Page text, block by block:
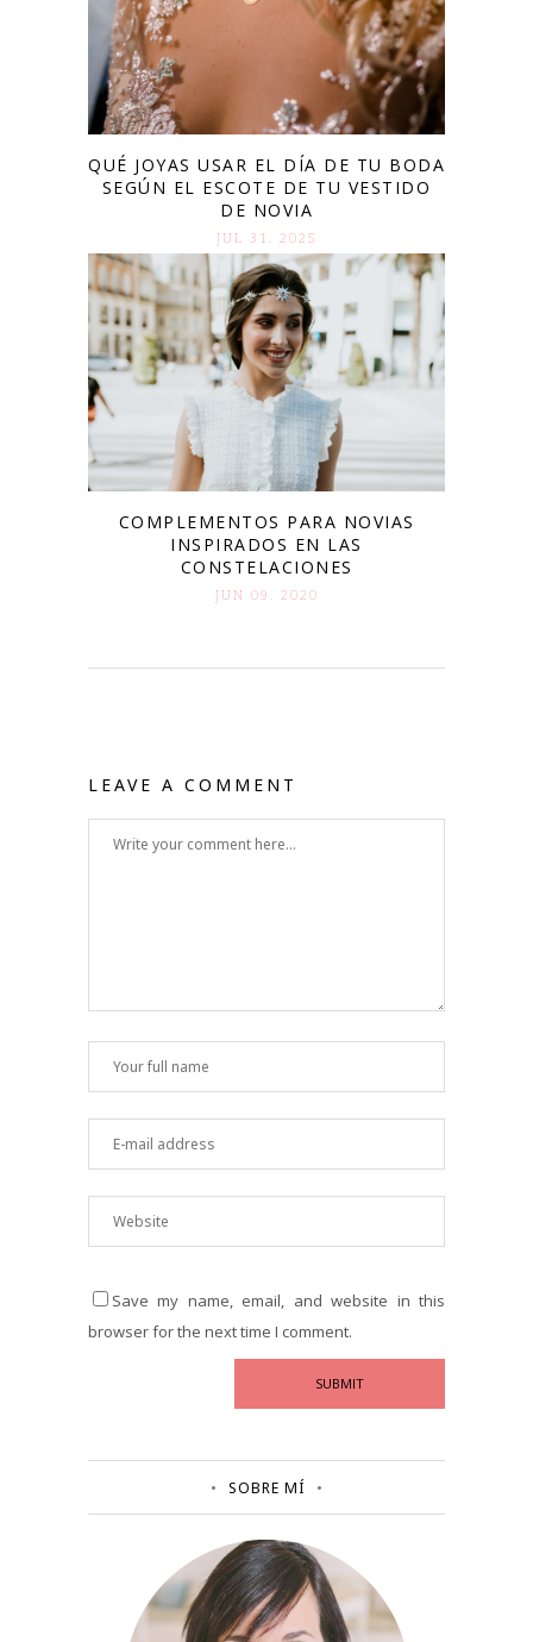
QUÉ JOYAS USAR EL DÍA DE TU BODA
SEGÚN EL ESCOTE DE TU VESTIDO
DE NOVIA
JUL 31. 2025
COMPLEMENTOS PARA NOVIAS
INSPIRADOS EN LAS
CONSTELACIONES
JUN 09. 2020
LEAVE A COMMENT
Save my name, email, and website in this
browser for the next time I comment.
SOBRE MÍ